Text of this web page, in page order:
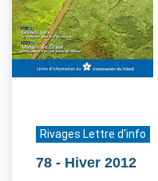
Rivages Lettre d'info
78 - Hiver 2012